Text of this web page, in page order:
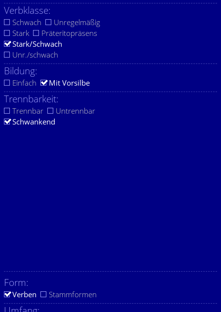
Verbklasse:
Schwach
Unregelmäßig
Stark
Präteritopräsens
Stark/Schwach
Unr./schwach
Bildung:
Einfach Mit Vorsilbe
Trennbarkeit:
Trennbar
Untrennbar
Schwankend
Form:
Verben Stammformen